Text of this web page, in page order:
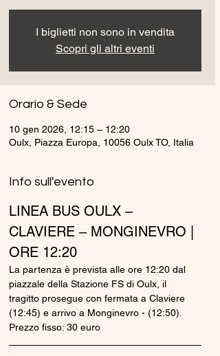
I biglietti non sono in vendita
Scopri gli altri eventi
Orario & Sede
10 gen 2026, 12:15 – 12:20
Oulx, Piazza Europa, 10056 Oulx TO, Italia
Info sull'evento
LINEA BUS OULX –
CLAVIERE – MONGINEVRO |
ORE 12:20
La partenza è prevista alle ore 12:20 dal
piazzale della Stazione FS di Oulx, il
tragitto prosegue con fermata a Claviere
(12:45) e arrivo a Monginevro - (12:50).
Prezzo fisso: 30 euro